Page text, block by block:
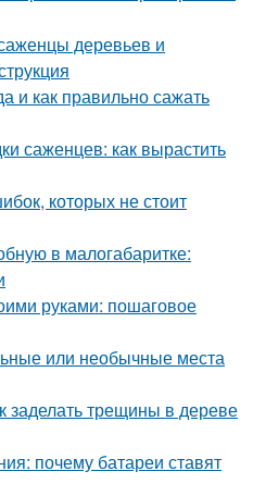
деревьев и
и как правильно сажать
саженцев: как вырастить
которых не стоит
в малогабаритке:
руками: пошаговое
или необычные места
заделать трещины в дереве
почему батареи ставят